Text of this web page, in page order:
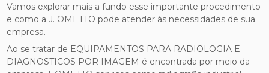
Vamos explorar mais a fundo esse importante procedimento
e como a J. OMETTO pode atender às necessidades de sua
empresa.
Ao se tratar de EQUIPAMENTOS PARA RADIOLOGIA E
DIAGNOSTICOS POR IMAGEM é encontrada por meio da